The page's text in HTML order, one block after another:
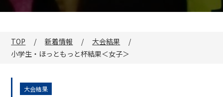
TOP 新着情報
大会結果
小学生・ほっともっと杯結果＜女子＞
大会結果